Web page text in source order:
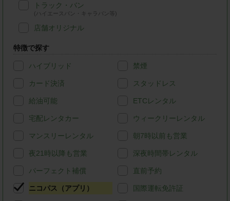
トラック・バン
(ハイエースバン・キャラバン等)
店舗オリジナル
特徴で探す
ハイブリッド 禁煙
カード決済 スタッドレス
給油可能 ETCレンタル
宅配レンタカー ウィークリーレンタル
マンスリーレンタル 朝7時以前も営業
夜21時以降も営業 深夜時間帯レンタル
パーフェクト補償 直前予約
ニコパス（アプリ） 国際運転免許証